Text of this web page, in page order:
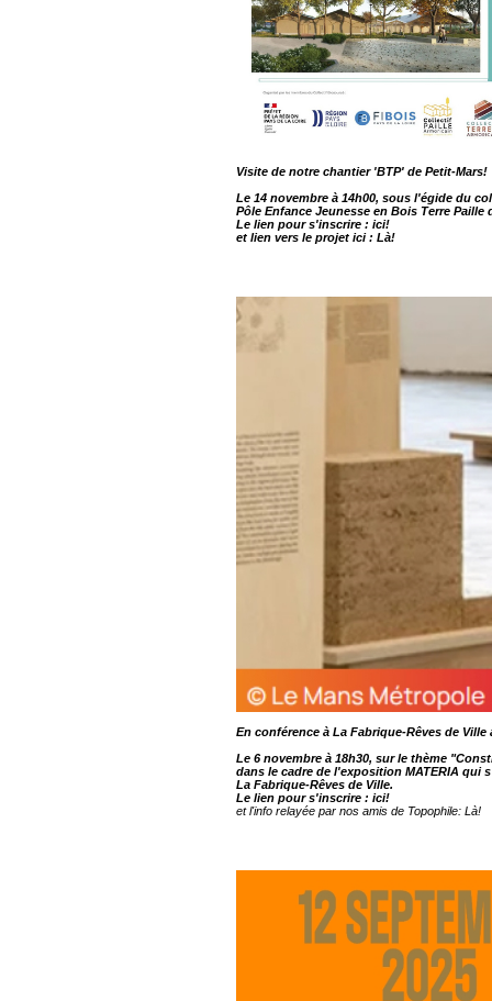
Visite de notre chantier 'BTP' de Petit-Mars!
Le 14 novembre à 14h00, sous l'égide du
Pôle Enfance Jeunesse en Bois Terre Paille
Le lien pour s'inscrire : ici!
et lien vers le projet ici : Là!
En conférence à La Fabrique-Rêves de Ville
Le 6 novembre à 18h30, sur le thème
dans le cadre de l'exposition MATERIA qui
La Fabrique-Rêves de Ville.
Le lien pour s'inscrire : ici!
et l'info relayée par nos amis de Topophile: Là!